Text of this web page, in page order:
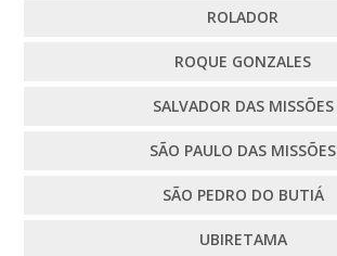
ROLADOR
ROQUE GONZALES
SALVADOR DAS MISSÕES
SÃO PAULO DAS MISSÕES
SÃO PEDRO DO BUTIÁ
UBIRETAMA